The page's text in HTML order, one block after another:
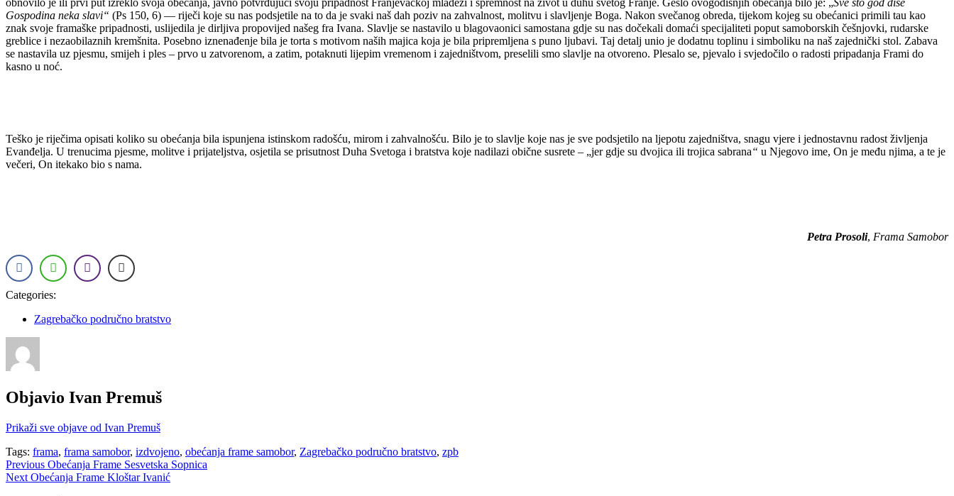
Gospodina neka slavi“ (Ps 150, 6) — riječi koje su nas podsjetile na to da je svaki naš dah poziv na zahvalnost, molitvu i slavljenje Boga. Nakon svečanog obreda, tijekom kojeg su obećanici primili tau kao
znak svoje framaške pripadnosti, uslijedila je dirljiva propovijed našeg fra Ivana. Slavlje se nastavilo u blagovaonici samostana gdje su nas dočekali domaći specijaliteti poput samoborskih češnjovki, rudarske
greblice i nezaobilaznih kremšnita. Posebno iznenađenje bila je torta s motivom naših majica koja je bila pripremljena s puno ljubavi. Taj detalj unio je dodatnu toplinu i simboliku na naš zajednički stol. Zabava
se nastavila uz pjesmu, smijeh i ples – prvo u zatvorenom, a zatim, potaknuti lijepim vremenom i zajedništvom, preselili smo slavlje na otvoreno. Plesalo se, pjevalo i svjedočilo o radosti pripadanja Frami do
kasno u noć.
Teško je riječima opisati koliko su obećanja bila ispunjena istinskom radošću, mirom i zahvalnošću. Bilo je to slavlje koje nas je sve podsjetilo na ljepotu zajedništva, snagu vjere i jednostavnu radost življenja
Evanđelja. U trenucima pjesme, molitve i prijateljstva, osjetila se prisutnost Duha Svetoga i bratstva koje nadilazi obične susrete – „jer gdje su dvojica ili trojica sabrana“ u Njegovo ime, On je među njima, a te je
večeri, On itekako bio s nama.
Petra Prosoli, Frama Samobor
Categories:
Zagrebačko područno bratstvo
Objavio Ivan Premuš
Prikaži sve objave od Ivan Premuš
Tags: frama, frama samobor, izdvojeno, obećanja frame samobor, Zagrebačko područno bratstvo, zpb
Navigacija
objava
Previous Obećanja Frame Sesvetska Sopnica
Next Obećanja Frame Kloštar Ivanić